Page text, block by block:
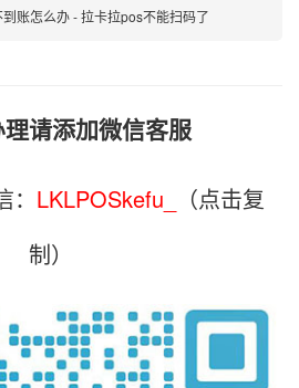
账怎么办 - 拉卡拉pos不能扫码了
请添加微信客服
LKLPOSkefu_
（点击复
制）